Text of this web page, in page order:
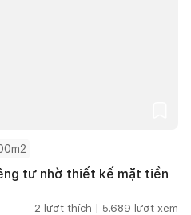
tư nhờ thiết kế mặt tiền
2 lượt thích | 5.689 lượt xem